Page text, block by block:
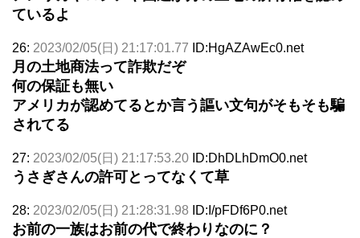
ているよ
26: 2023/02/05(日) 21:17:01.77 ID:HgAZAwEc0.net
月の土地商法って詐欺だぞ
何の保証も無い
アメリカが認めてるとか言う謳い文句がそもそも騙
されてる
27: 2023/02/05(日) 21:17:53.20 ID:DhDLhDmO0.net
うさぎさんの許可とってなくて草
28: 2023/02/05(日) 21:28:31.98 ID:I/pFDf6P0.net
お前の一族はお前の代で終わりなのに？